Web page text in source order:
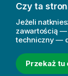
Czy ta
Jeżeli
zawartością —
techniczny —
Przekaż tu